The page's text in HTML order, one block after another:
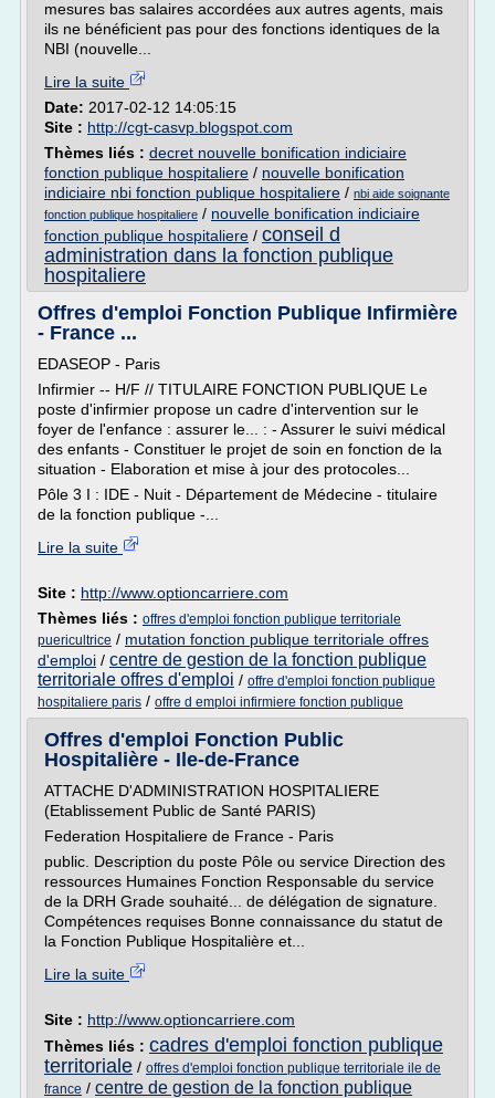
mesures bas salaires accordées aux autres agents, mais
ils ne bénéficient pas pour des fonctions identiques de la
NBI (nouvelle...
Lire la suite
Date: 2017-02-12 14:05:15
Site : http://cgt-casvp.blogspot.com
Thèmes liés : decret nouvelle bonification indiciaire
fonction publique hospitaliere / nouvelle bonification
indiciaire nbi fonction publique hospitaliere / nbi aide soignante
fonction publique hospitaliere / nouvelle bonification indiciaire
fonction publique hospitaliere / conseil d
administration dans la fonction publique
hospitaliere
Offres d'emploi Fonction Publique Infirmière
- France ...
EDASEOP - Paris
Infirmier -- H/F // TITULAIRE FONCTION PUBLIQUE Le
poste d'infirmier propose un cadre d'intervention sur le
foyer de l'enfance : assurer le... : - Assurer le suivi médical
des enfants - Constituer le projet de soin en fonction de la
situation - Elaboration et mise à jour des protocoles...
Pôle 3 I : IDE - Nuit - Département de Médecine - titulaire
de la fonction publique -...
Lire la suite
Site : http://www.optioncarriere.com
Thèmes liés : offres d'emploi fonction publique territoriale
puericultrice / mutation fonction publique territoriale offres
d'emploi / centre de gestion de la fonction publique
territoriale offres d'emploi / offre d'emploi fonction publique
hospitaliere paris / offre d emploi infirmiere fonction publique
Offres d'emploi Fonction Public
Hospitalière - Ile-de-France
ATTACHE D'ADMINISTRATION HOSPITALIERE
(Etablissement Public de Santé PARIS)
Federation Hospitaliere de France - Paris
public. Description du poste Pôle ou service Direction des
ressources Humaines Fonction Responsable du service
de la DRH Grade souhaité... de délégation de signature.
Compétences requises Bonne connaissance du statut de
la Fonction Publique Hospitalière et...
Lire la suite
Site : http://www.optioncarriere.com
Thèmes liés : cadres d'emploi fonction publique
territoriale / offres d'emploi fonction publique territoriale ile de
france / centre de gestion de la fonction publique